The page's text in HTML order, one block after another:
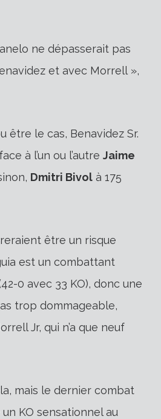
ne dépasserait pas
et avec Morrell »,
être le cas, Benavidez Sr.
à l’un ou l’autre Jaime
Dmitri Bivol à 175
être un risque
est un combattant
0 avec 33 KO), donc une
trop dommageable,
Jr, qui n’a que neuf
mais le dernier combat
KO sensationnel au